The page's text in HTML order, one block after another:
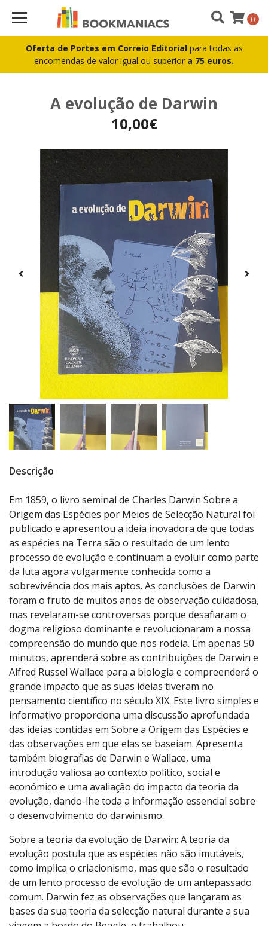
Oferta de Portes em Correio Editorial para todas as
encomendas de valor igual ou superior a 75 euros.
0
A evolução de Darwin
10,00€
Descrição
Em 1859, o livro seminal de Charles Darwin Sobre a
Origem das Espécies por Meios de Selecção Natural foi
publicado e apresentou a ideia inovadora de que todas
as espécies na Terra são o resultado de um lento
processo de evolução e continuam a evoluir como parte
da luta agora vulgarmente conhecida como a
sobrevivência dos mais aptos. As conclusões de Darwin
foram o fruto de muitos anos de observação cuidadosa,
mas revelaram-se controversas porque desafiaram o
dogma religioso dominante e revolucionaram a nossa
compreensão do mundo que nos rodeia. Em apenas 50
minutos, aprenderá sobre as contribuições de Darwin e
Alfred Russel Wallace para a biologia e compreenderá o
grande impacto que as suas ideias tiveram no
pensamento científico no século XIX. Este livro simples e
informativo proporciona uma discussão aprofundada
das ideias contidas em Sobre a Origem das Espécies e
das observações em que elas se baseiam. Apresenta
também biografias de Darwin e Wallace, uma
introdução valiosa ao contexto político, social e
económico e uma avaliação do impacto da teoria da
evolução, dando-lhe toda a informação essencial sobre
o desenvolvimento do darwinismo.
Sobre a teoria da evolução de Darwin: A teoria da
evolução postula que as espécies não são imutáveis,
como implica o criacionismo, mas que são o resultado
de um lento processo de evolução de um antepassado
comum. Darwin fez as observações que lançaram as
bases da sua teoria da selecção natural durante a sua